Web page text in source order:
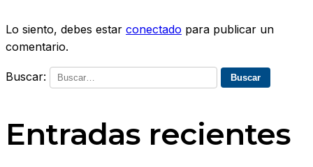
Lo siento, debes estar conectado para publicar un
comentario.
Buscar:
Entradas recientes